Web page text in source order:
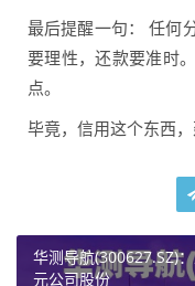
最后提醒一句： 任何
要理性，还款要准时
点。
毕竟，信用这个东西
华测导航(300627.SZ)
元公司股份